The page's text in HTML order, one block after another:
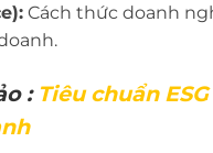
Cách thức doanh
: Tiêu chuẩn